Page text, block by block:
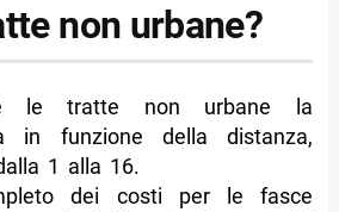
non urbane?
le tratte non urbane la
in funzione della distanza,
1 alla 16.
dei costi per le fasce